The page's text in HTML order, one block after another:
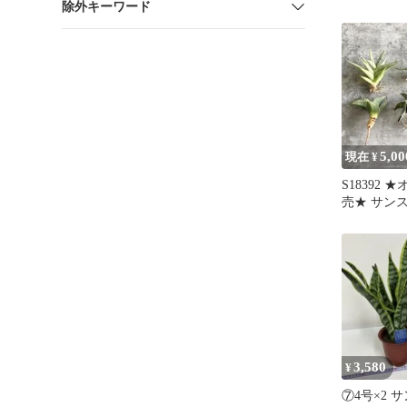
除外キーワード
木 中型
現在 ¥
S18392 ★
売★ サン
¥3,580
⑦4号×2 サ